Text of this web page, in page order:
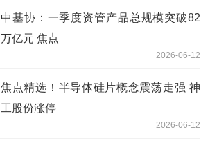
中基协：一季度资管产品总规模突破82
万亿元 焦点
2026-06-12
焦点精选！半导体硅片概念震荡走强 神
工股份涨停
2026-06-12